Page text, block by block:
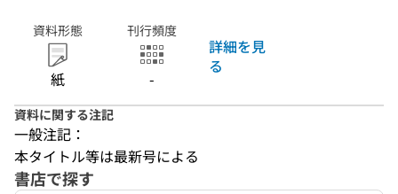
資料形態
紙
刊行頻度
-
詳細を見
る
資料に関する注記
一般注記：
本タイトル等は最新号による
書店で探す